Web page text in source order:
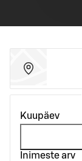
Kuupäev
Inimeste arv